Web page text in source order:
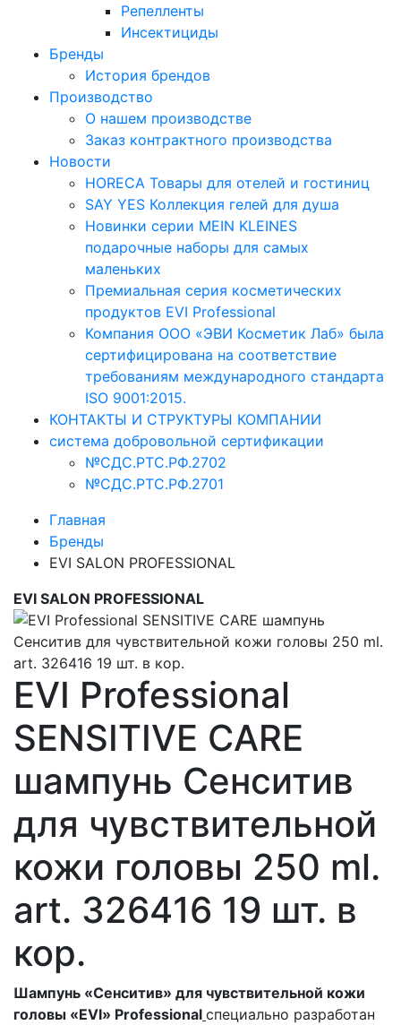
Репелленты
Инсектициды
Бренды
История брендов
Производство
О нашем производстве
Заказ контрактного производства
Новости
HORECA Товары для отелей и гостиниц
SAY YES Коллекция гелей для душа
Новинки серии MEIN KLEINES
подарочные наборы для самых
маленьких
Премиальная серия косметических
продуктов EVI Professional
Компания ООО «ЭВИ Косметик Лаб» была
сертифицирована на соответствие
требованиям международного стандарта
ISO 9001:2015.
КОНТАКТЫ И СТРУКТУРЫ КОМПАНИИ
система добровольной сертификации
№СДС.РТС.РФ.2702
№СДС.РТС.РФ.2701
Главная
Бренды
EVI SALON PROFESSIONAL
EVI SALON PROFESSIONAL
EVI Professional
SENSITIVE CARE
шампунь Сенситив
для чувствительной
кожи головы 250 ml.
art. 326416 19 шт. в
кор.
Шампунь «Сенситив» для чувствительной кожи
головы «EVI» Professional специально разработан